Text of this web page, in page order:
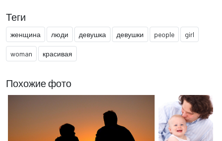
Теги
женщина люди девушка девушки people girl
woman красивая
Похожие фото